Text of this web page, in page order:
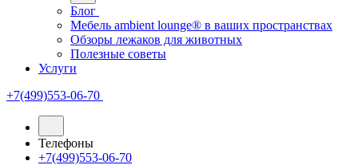
Блог
Мебель ambient lounge® в ваших пространствах
Обзоры лежаков для животных
Полезные советы
Услуги
+7(499)553-06-70
Телефоны
+7(499)553-06-70